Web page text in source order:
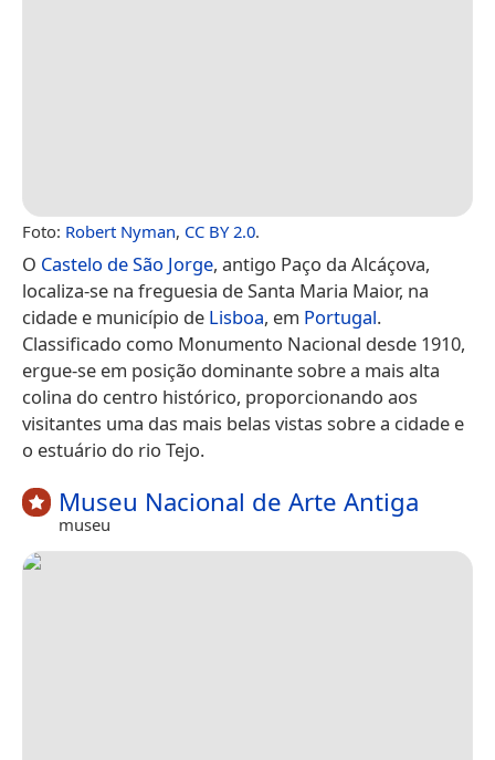
Foto: Robert Nyman, CC BY 2.0.
O Castelo de São Jorge, antigo Paço da Alcáçova,
localiza-se na freguesia de Santa Maria Maior, na
cidade e município de Lisboa, em Portugal.
Classificado como Monumento Nacional desde 1910,
ergue-se em posição dominante sobre a mais alta
colina do centro histórico, proporcionando aos
visitantes uma das mais belas vistas sobre a cidade e
o estuário do rio Tejo.
Museu Nacional de Arte Antiga
museu